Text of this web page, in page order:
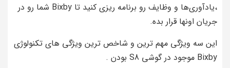
،یادآوری‌ها و وظایف رو برنامه‌ ریزی کنید تا Bixby شما رو در
جریان اونها قرار بده.
این سه ویژگی مهم ترین و شاخص ترین ویژگی های تکنولوژی
Bixby موجود در گوشی S8 بودن .